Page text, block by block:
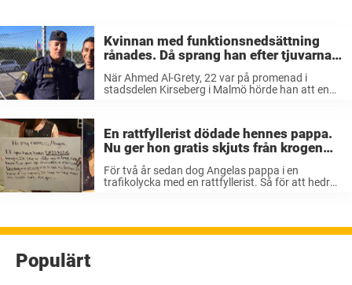
Kvinnan med funktionsnedsättning
rånades. Då sprang han efter tjuvarna
och höll fast dom. Nu hyllas Ahmed av
polisen.
När Ahmed Al-Grety, 22 var på promenad i
stadsdelen Kirseberg i Malmö hörde han att en
En rattfyllerist dödade hennes pappa.
Nu ger hon gratis skjuts från krogen
för att hedra honom.
För två år sedan dog Angelas pappa i en
trafikolycka med en rattfyllerist. Så för att hedra
Populärt